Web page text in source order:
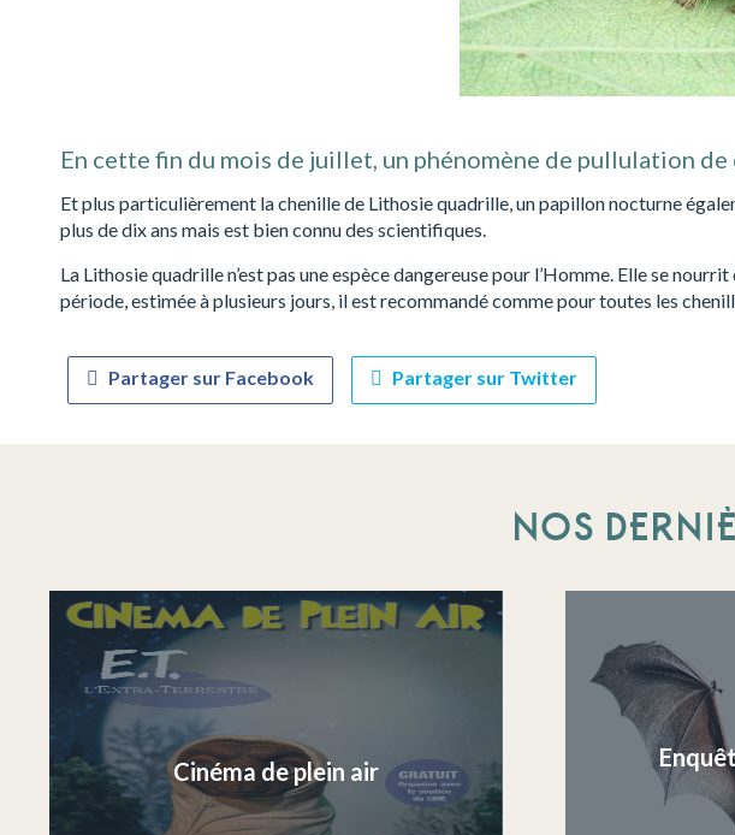
En cette fin du mois de juillet, un phénomène de pullulation
Et plus particulièrement la chenille de Lithosie quadrille, un papillon nocturne
plus de dix ans mais est bien connu des scientifiques.
La Lithosie quadrille n’est pas une espèce dangereuse pour l’Homme. Elle se
période, estimée à plusieurs jours, il est recommandé comme pour toutes les
Partager sur Facebook Partager sur Twitter
NOS
Cinéma de plein air